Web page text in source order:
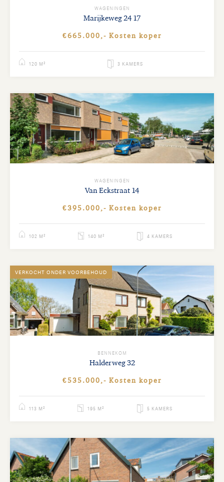
WAGENINGEN
Marijkeweg24 17
€665.000,- Kosten koper
120 M² 3 KAMERS
WAGENINGEN
Van Eckstraat 14
€395.000,- Kosten koper
102 M² 140 M² 4 KAMERS
VERKOCHT ONDER VOORBEHOUD
BENNEKOM
Halderweg32
€535.000,- Kosten koper
113 M² 195 M² 5 KAMERS